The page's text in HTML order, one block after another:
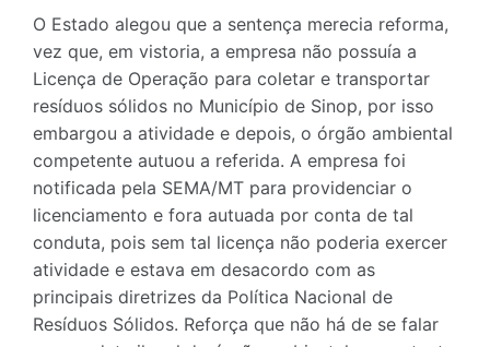
O Estado alegou que a sentença merecia reforma,
vez que, em vistoria, a empresa não possuía a
Licença de Operação para coletar e transportar
resíduos sólidos no Município de Sinop, por isso
embargou a atividade e depois, o órgão ambiental
competente autuou a referida. A empresa foi
notificada pela SEMA/MT para providenciar o
licenciamento e fora autuada por conta de tal
conduta, pois sem tal licença não poderia exercer
atividade e estava em desacordo com as
principais diretrizes da Política Nacional de
Resíduos Sólidos. Reforça que não há de se falar